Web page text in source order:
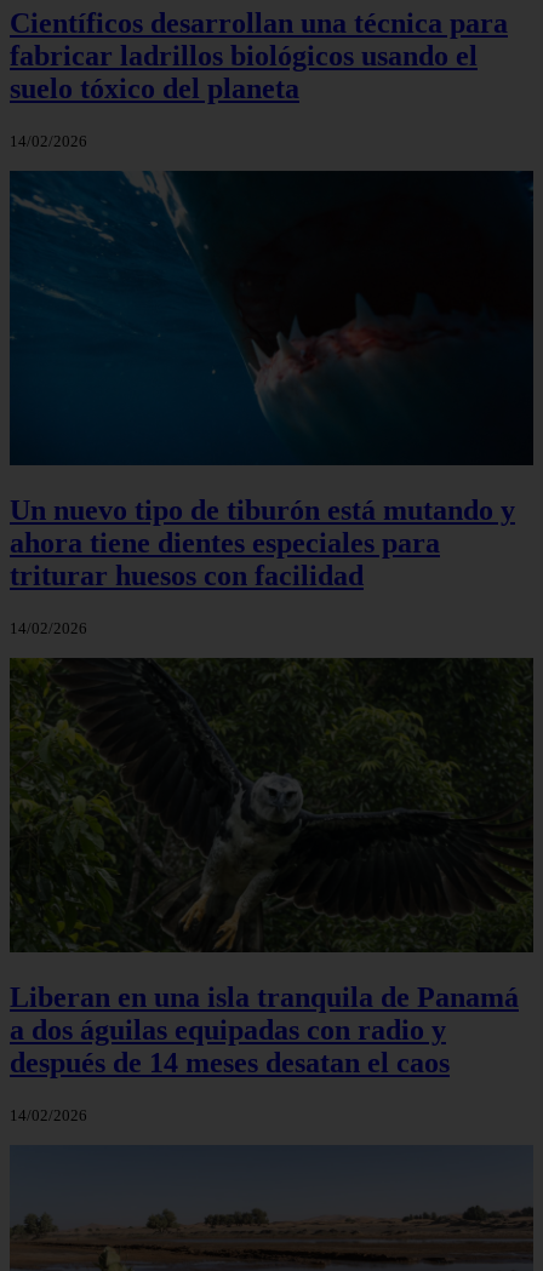
Científicos desarrollan una técnica para
fabricar ladrillos biológicos usando el
suelo tóxico del planeta
14/02/2026
Un nuevo tipo de tiburón está mutando y
ahora tiene dientes especiales para
triturar huesos con facilidad
14/02/2026
Liberan en una isla tranquila de Panamá
a dos águilas equipadas con radio y
después de 14 meses desatan el caos
14/02/2026